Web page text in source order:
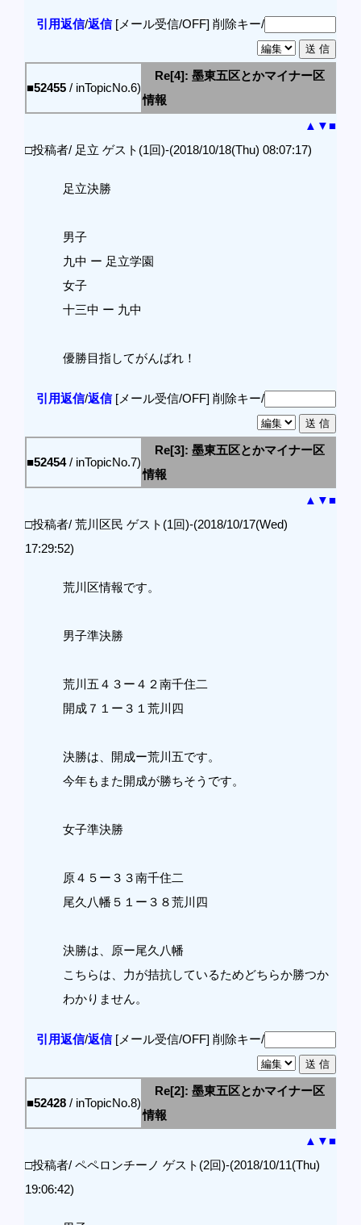
引用返信/返信[メール受信/OFF] 削除キー/
■52455 / inTopicNo.6)
Re[4]: 墨東五区とかマイナー区
情報
▲ ▼■
□投稿者/ 足立 ゲスト(1回)-(2018/10/18(Thu) 08:07:17)
足立決勝
男子
九中 ー 足立学園
女子
十三中 ー 九中
優勝目指してがんばれ！
引用返信/返信[メール受信/OFF] 削除キー/
■52454/ inTopicNo.7)
Re[3]: 墨東五区とかマイナー区
情報
▲ ▼■
□投稿者/ 荒川区民 ゲスト(1回)-(2018/10/17(Wed)
17:29:52)
荒川区情報です。
男子準決勝
荒川五４３ー４２南千住二
開成７１ー３１荒川四
決勝は、開成ー荒川五です。
今年もまた開成が勝ちそうです。
女子準決勝
原４５ー３３南千住二
尾久八幡５１ー３８荒川四
決勝は、原ー尾久八幡
こちらは、力が拮抗しているためどちらか勝つか
わかりません。
引用返信/返信[メール受信/OFF] 削除キー/
■52428 / inTopicNo.8)
Re[2]: 墨東五区とかマイナー区
情報
▲ ▼■
□投稿者/ ペペロンチーノ ゲスト(2回)-(2018/10/11(Thu)
19:06:42)